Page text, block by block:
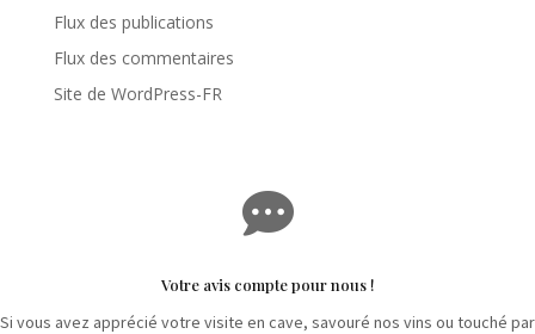
Flux des publications
Flux des commentaires
Site de WordPress-FR

Votre avis compte pour nous !
Si vous avez apprécié votre visite en cave, savouré nos vins ou touché par